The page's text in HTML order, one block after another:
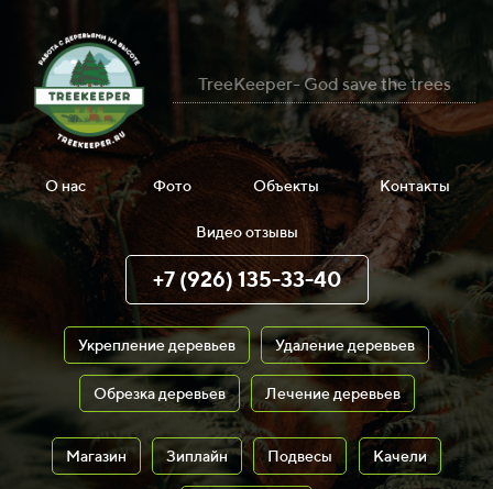
TreeKeeper- God save the trees
О нас Фото Объекты Контакты
Видео отзывы
+7 (926) 135-33-40
Укрепление деревьев Удаление деревьев
Обрезка деревьев Лечение деревьев
Магазин Зиплайн Подвесы Качели